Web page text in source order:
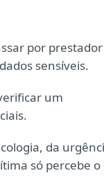
por prestador
sensíveis.
um
da
só percebe o